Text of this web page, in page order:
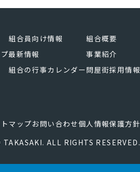
組合員向け情報
最新情報
組合の行事カレンダー
組合概要
事業紹介
問屋街採用情報
マップお問い合わせ個人情報保護方針
ALL RIGHTS RESERVED.